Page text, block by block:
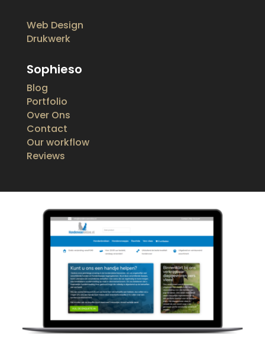
Web Design
Drukwerk
Sophieso
Blog
Portfolio
Over Ons
Contact
Our workflow
Reviews